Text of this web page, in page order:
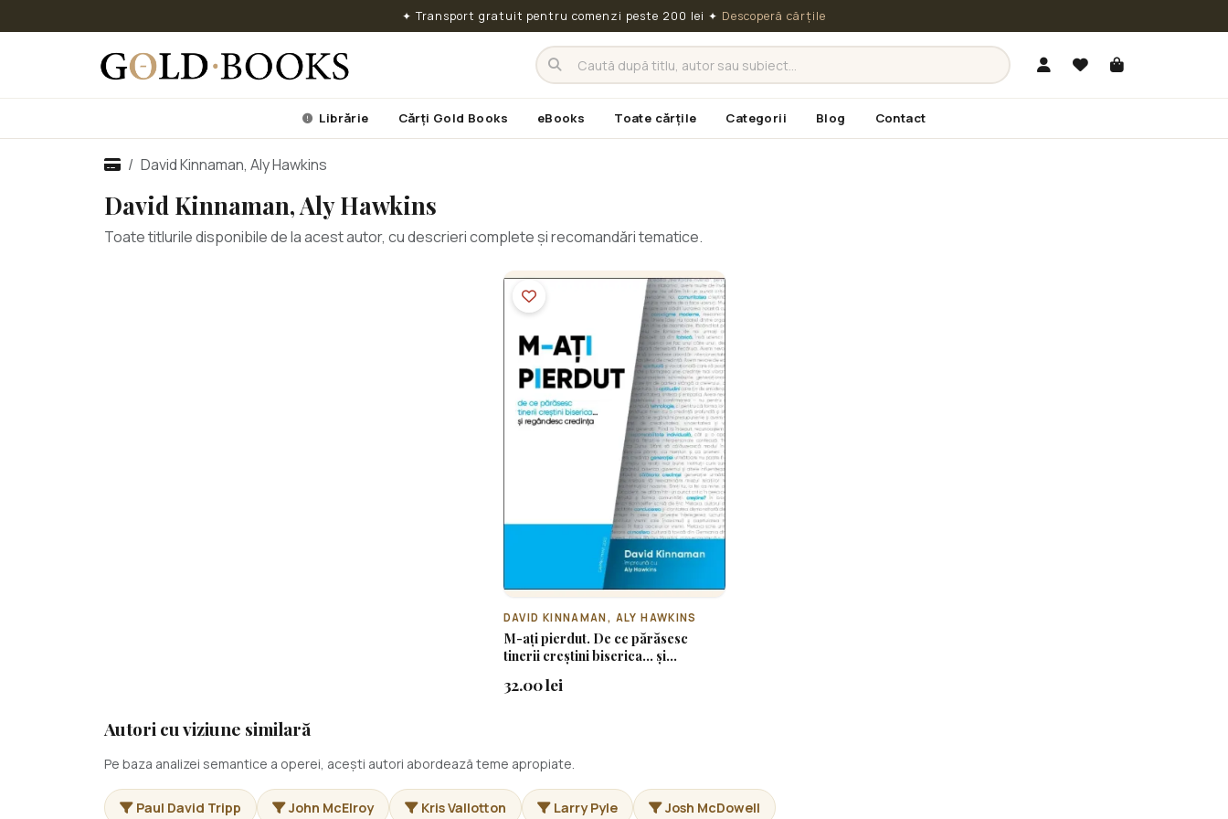
✦ Transport gratuit pentru comenzi peste 200 lei ✦ Descoperă cărțile
Librărie Cărți Gold Books eBooks Toate cărțile Categorii Blog Contact
David Kinnaman, Aly Hawkins
David Kinnaman, Aly Hawkins
Toate titlurile disponibile de la acest autor, cu descrieri complete și recomandări tematice.
DAVID KINNAMAN, ALY HAWKINS
M-ați pierdut. De ce părăsesc
tinerii creștini biserica... și
32.00 lei
Autori cu viziune similară
Pe baza analizei semantice a operei, acești autori abordează teme apropiate.
Paul David Tripp John McElroy Kris Vallotton Larry Pyle Josh McDowell